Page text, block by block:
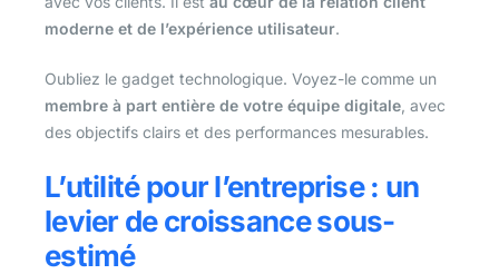
moderne et de l’expérience utilisateur.
Oubliez le gadget technologique. Voyez-le comme un
membre à part entière de votre équipe digitale , avec
des objectifs clairs et des performances mesurables.
L’utilité pour l’entreprise : un
levier de croissance sous-
estimé